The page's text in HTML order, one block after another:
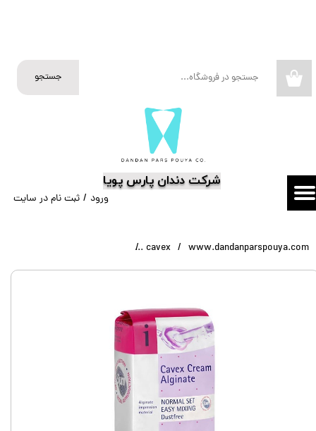
​شرکت دندان پارس پویا
جستجو
ورود / ثبت نام در سایت
تغییر گذر واژه
سفارشات
www.dandanparspouya.com
cavex